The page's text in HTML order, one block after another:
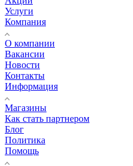
Услуги
Компания
О компании
Вакансии
Новости
Контакты
Информация
Магазины
Как стать партнером
Блог
Политика
Помощь